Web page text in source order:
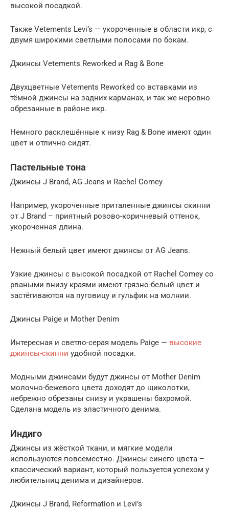
высокой посадкой.
Также Vetements Levi’s — укороченные в области икр, с
двумя широкими светлыми полосами по бокам.
Джинсы Vetements Reworked и Rag & Bone
Двухцветные Vetements Reworked со вставками из
тёмной джинсы на задних карманах, и так же неровно
обрезанные в районе икр.
Немного расклешённые к низу Rag & Bone имеют один
цвет и отлично сидят.
Пастельные тона
Джинсы J Brand, AG Jeans и Rachel Comey
Например, укороченные приталенные джинсы скинни
от J Brand – приятный розово-коричневый оттенок,
укороченная длина.
Нежный белый цвет имеют джинсы от AG Jeans.
Узкие джинсы с высокой посадкой от Rachel Comey со
рваными внизу краями имеют грязно-белый цвет и
застёгиваются на пуговицу и гульфик на молнии.
Джинсы Paige и Mother Denim
Интересная и светло-серая модель Paige — высокие
джинсы-скинни удобной посадки.
Модными джинсами будут джинсы от Mother Denim
молочно-бежевого цвета доходят до щиколотки,
небрежно обрезаны снизу и украшены бахромой.
Сделана модель из эластичного денима.
Индиго
Джинсы из жёсткой ткани, и мягкие модели
используются повсеместно. Джинсы синего цвета –
классический вариант, который пользуется успехом у
любительниц денима и дизайнеров.
Джинсы J Brand, Reformation и Levi’s